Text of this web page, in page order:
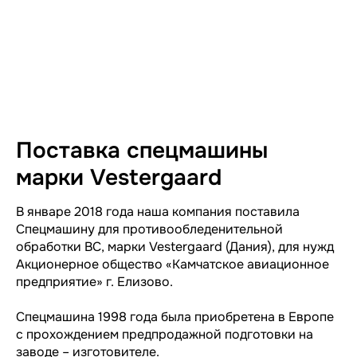
Поставка спецмашины
марки Vestergaard
В январе 2018 года наша компания поставила
Спецмашину для противообледенительной
обработки ВС, марки Vestergaard (Дания), для нужд
Акционерное общество «Камчатское авиационное
предприятие» г. Елизово.
Спецмашина 1998 года была приобретена в Европе
с прохождением предпродажной подготовки на
заводе – изготовителе.